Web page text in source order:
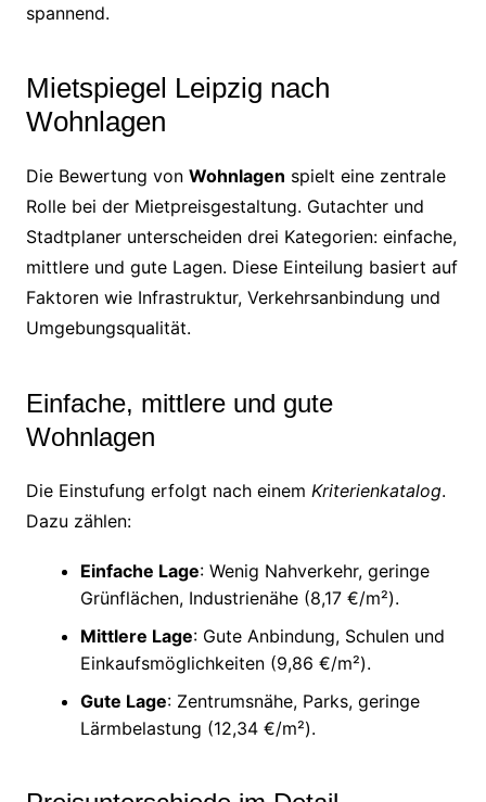
spannend.
Mietspiegel Leipzig nach
Wohnlagen
Die Bewertung von Wohnlagen spielt eine zentrale
Rolle bei der Mietpreisgestaltung. Gutachter und
Stadtplaner unterscheiden drei Kategorien: einfache,
mittlere und gute Lagen. Diese Einteilung basiert auf
Faktoren wie Infrastruktur, Verkehrsanbindung und
Umgebungsqualität.
Einfache, mittlere und gute
Wohnlagen
Die Einstufung erfolgt nach einem Kriterienkatalog.
Dazu zählen:
Einfache Lage: Wenig Nahverkehr, geringe
Grünflächen, Industrienähe (8,17 €/m²).
Mittlere Lage: Gute Anbindung, Schulen und
Einkaufsmöglichkeiten (9,86 €/m²).
Gute Lage: Zentrumsnähe, Parks, geringe
Lärmbelastung (12,34 €/m²).